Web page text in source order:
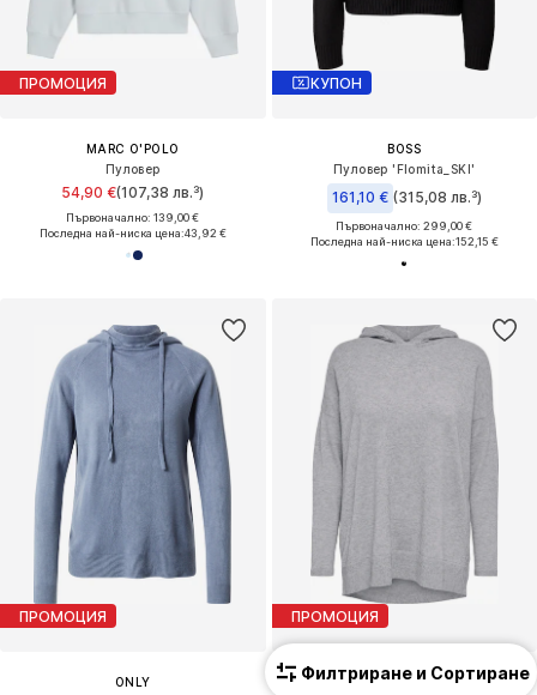
ПРОМОЦИЯ
MARC O'POLO
Пуловер
54,90 €(107,38 лв.³)
Първоначално: 139,00 €
Последна най-ниска цена:43,92 €
КУПОН
BOSS
Пуловер 'Flomita_SKI'
161,10 € (315,08 лв.³)
Първоначално: 299,00 €
Последна най-ниска цена:152,15 €
ПРОМОЦИЯ
ONLY
ПРОМОЦИЯ
ONLY
Филтриране и Сортиране